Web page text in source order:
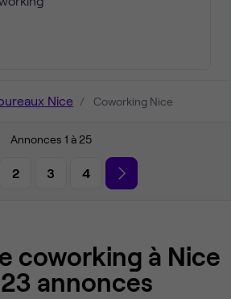
Nice Coworking Nice
Annonces 1 à 25
2 3 4
coworking à Nice
annonces